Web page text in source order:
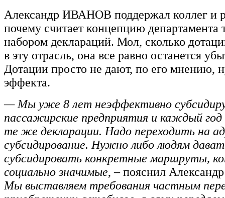
Александр ИВАНОВ поддержал коллег и
почему считает концепцию департамента
набором деклараций. Мол, сколько
в эту отрасль, она все равно останется
Дотации просто не дают, по его мнению,
эффекта.
— Мы уже 8 лет неэффективно
пассажирские предприятия и каждый
те же декларации. Надо переходить на
субсидирование. Нужно либо людям
субсидировать конкретные маршруты,
социально значимые, – пояснил
Мы выставляем требования частным